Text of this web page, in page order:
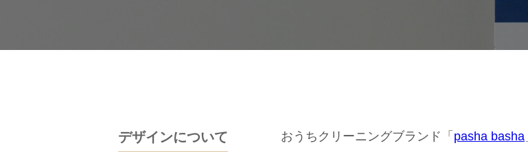
デザインについて おうちクリーニングブランド「 pasha basha